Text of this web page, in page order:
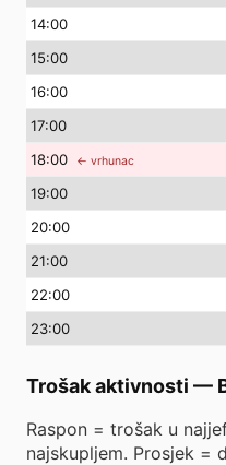
14:00
15:00
16:00
17:00
18:00 ← vrhunac
19:00
20:00
21:00
22:00
23:00
Trošak aktivnosti —
Raspon = trošak u
najskupljem. Prosjek =